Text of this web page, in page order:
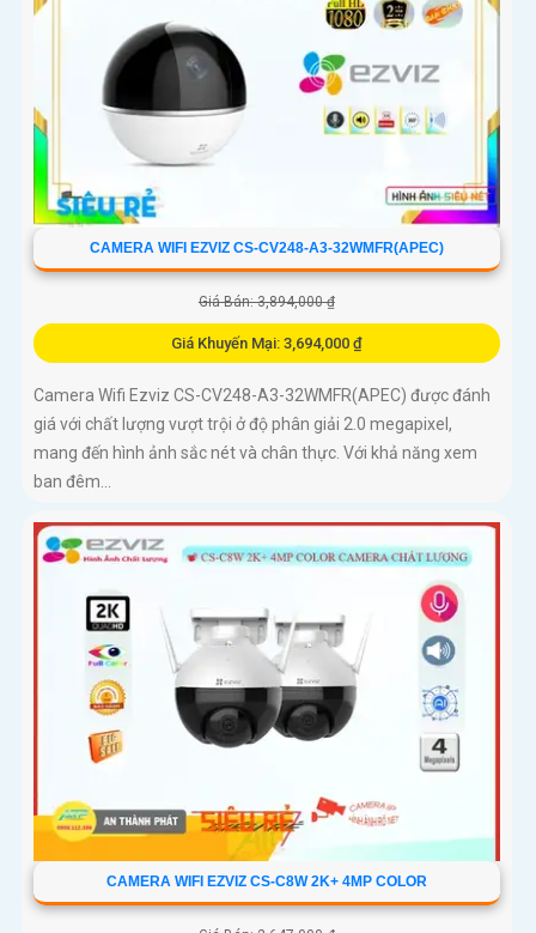
CAMERA WIFI EZVIZ CS-CV248-A3-32WMFR(APEC)
Giá Bán: 3,894,000 ₫
Giá Khuyến Mại: 3,694,000 ₫
Camera Wifi Ezviz CS-CV248-A3-32WMFR(APEC) được đánh
giá với chất lượng vượt trội ở độ phân giải 2.0 megapixel,
mang đến hình ảnh sắc nét và chân thực. Với khả năng xem
ban đêm...
CAMERA WIFI EZVIZ CS-C8W 2K+ 4MP COLOR